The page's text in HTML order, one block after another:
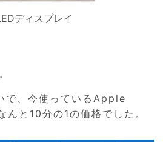
ディスプレイ
で、今使っているApple
と10分の1の価格でした。